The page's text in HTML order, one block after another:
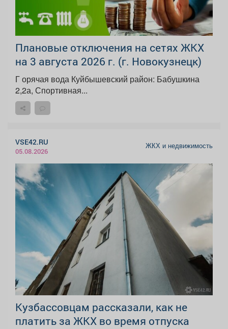
Плановые отключения на сетях ЖКХ
на 3 августа 2026 г. (г. Новокузнецк)
Г орячая вода Куйбышевский район: Бабушкина
2,2а, Спортивная...
VSE42.RU
05.08.2026
ЖКХ и недвижимость
Кузбассовцам рассказали, как не
платить за ЖКХ во время отпуска